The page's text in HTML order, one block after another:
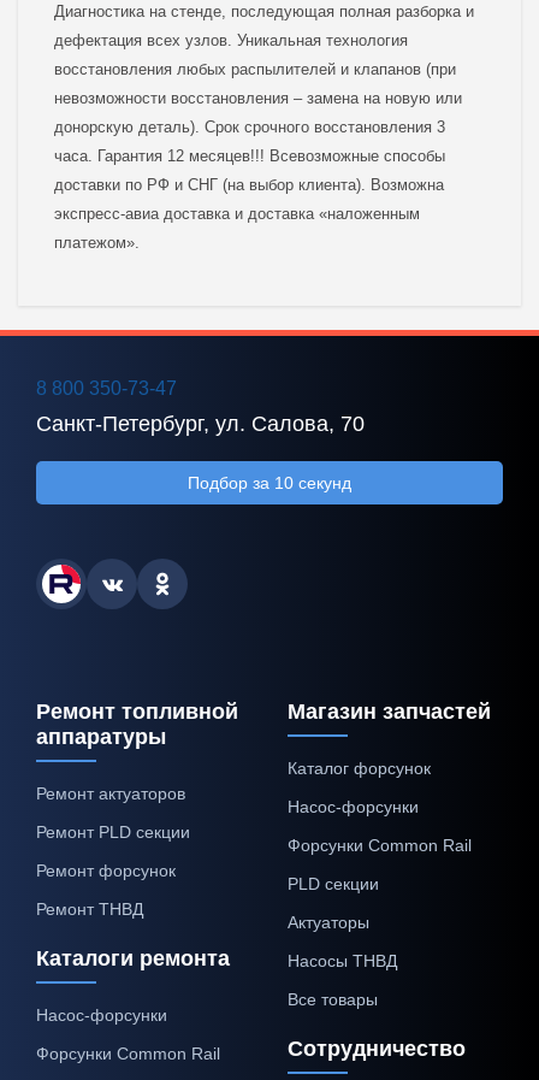
Диагностика на стенде, последующая полная разборка и
дефектация всех узлов. Уникальная технология
восстановления любых распылителей и клапанов (при
невозможности восстановления – замена на новую или
донорскую деталь). Срок срочного восстановления 3
часа. Гарантия 12 месяцев!!! Всевозможные способы
доставки по РФ и СНГ (на выбор клиента). Возможна
экспресс-авиа доставка и доставка «наложенным
платежом».
8 800 350-73-47
Санкт-Петербург, ул. Салова, 70
Подбор за 10 секунд
Ремонт топливной
аппаратуры
Ремонт актуаторов
Ремонт PLD секции
Ремонт форсунок
Ремонт ТНВД
Каталоги ремонта
Насос-форсунки
Форсунки Common Rail
Магазин запчастей
Каталог форсунок
Насос-форсунки
Форсунки Common Rail
PLD секции
Актуаторы
Насосы ТНВД
Все товары
Сотрудничество